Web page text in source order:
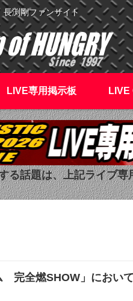
長渕剛ファンサイト
LIVE専用掲示板 LIVE
る話題は、上記ライブ専
完全燃SHOW」におい